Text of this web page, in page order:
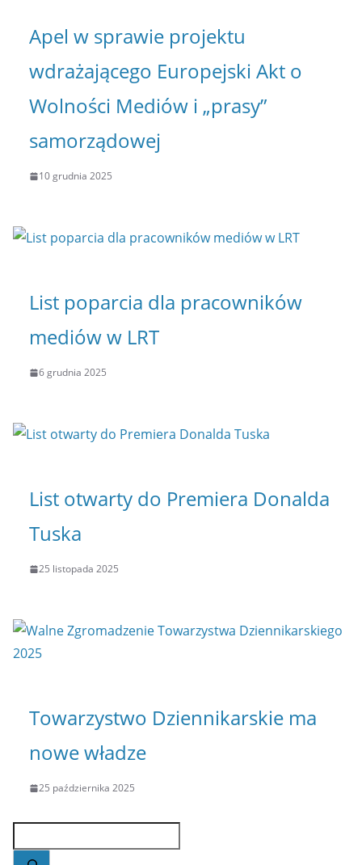
Apel w sprawie projektu
wdrażającego Europejski Akt o
Wolności Mediów i „prasy”
samorządowej
10 grudnia 2025
List poparcia dla pracowników
mediów w LRT
6 grudnia 2025
List otwarty do Premiera Donalda
Tuska
25 listopada 2025
Towarzystwo Dziennikarskie ma
nowe władze
25 października 2025